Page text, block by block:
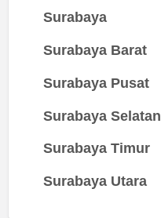
Surabaya
Surabaya Barat
Surabaya Pusat
Surabaya Selatan
Surabaya Timur
Surabaya Utara